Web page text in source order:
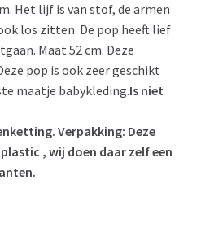
Het lijf is van stof, de armen
los zitten. De pop heeft lief
Maat 52 cm. Deze
pop is ook zeer geschikt
maatje babykleding.Is niet
Verpakking: Deze
, wij doen daar zelf een